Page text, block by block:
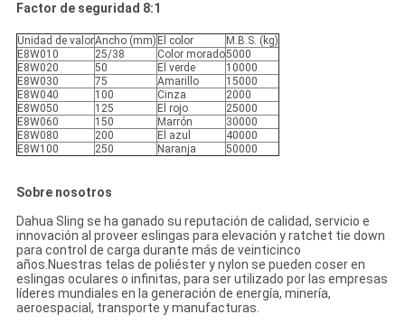
Factor de seguridad 8:1
Unidad de valorAncho (mm) El color
M.B.S. (kg)
E8W010
25/38 Color morado5000
E8W020
50 El verde
10000
E8W030
75 Amarillo
15000
E8W040
100 Cinza
2000
E8W050
125 El rojo
25000
E8W060
150 Marrón
30000
E8W080
200 El azul
40000
E8W100
250 Naranja 50000
Sobre nosotros
Dahua Sling se ha ganado su reputación de calidad, servicio e
innovación al proveer eslingas para elevación y ratchet tie down
para control de carga durante más de veinticinco
años.Nuestras telas de poliéster y nylon se pueden coser en
eslingas oculares o infinitas, para ser utilizado por las empresas
líderes mundiales en la generación de energía, minería,
aeroespacial, transporte y manufacturas.